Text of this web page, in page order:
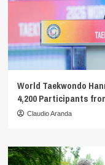
World Taekwondo
4,200 Participants
Claudio Aranda